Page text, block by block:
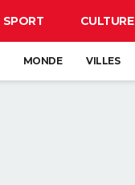
SPORT CULTURE
MONDE VILLES